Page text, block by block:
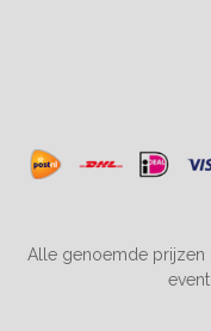
Alle genoemde prijzen